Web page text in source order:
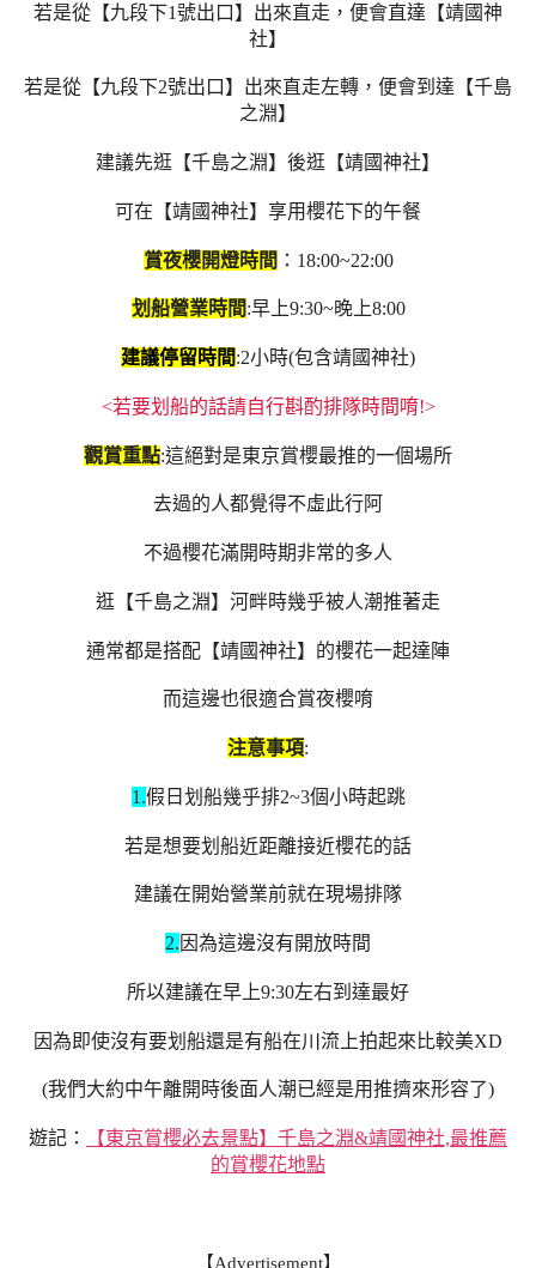
若是從【九段下1號出口】出來直走，便會直達【靖國神
社】
若是從【九段下2號出口】出來直走左轉，便會到達【千島
之淵】
建議先逛【千島之淵】後逛【靖國神社】
可在【靖國神社】享用櫻花下的午餐
賞夜櫻開燈時間 ：18:00~22:00
划船營業時間:早上9:30~晚上8:00
建議停留時間:2小時(包含靖國神社)
<若要划船的話請自行斟酌排隊時間唷!>
觀賞重點:這絕對是東京賞櫻最推的一個場所
去過的人都覺得不虛此行阿
不過櫻花滿開時期非常的多人
逛【千島之淵】河畔時幾乎被人潮推著走
通常都是搭配【靖國神社】的櫻花一起達陣
而這邊也很適合賞夜櫻唷
注意事項:
1.假日划船幾乎排2~3個小時起跳
若是想要划船近距離接近櫻花的話
建議在開始營業前就在現場排隊
2. 因為這邊沒有開放時間
所以建議在早上9:30左右到達最好
因為即使沒有要划船還是有船在川流上拍起來比較美XD
(我們大約中午離開時後面人潮已經是用推擠來形容了)
遊記：
【東京賞櫻必去景點】千島之淵&靖國神社,最推薦
的賞櫻花地點
【Advertisement】